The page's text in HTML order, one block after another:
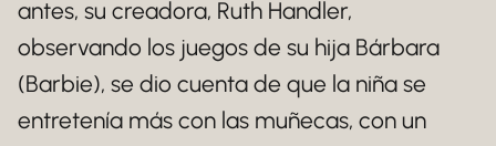
antes, su creadora, Ruth Handler,
observando los juegos de su hija Bárbara
(Barbie), se dio cuenta de que la niña se
entretenía más con las muñecas, con un